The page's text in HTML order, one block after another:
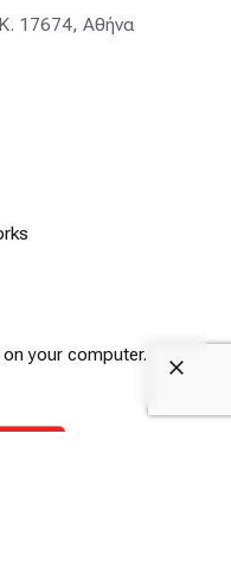
17674, Αθήνα
your computer.